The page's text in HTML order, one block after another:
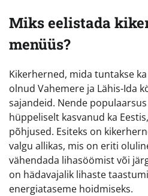
Miks eelistada
menüüs?
Kikerherned, mida tuntakse
olnud Vahemere ja Lähis-Ida
sajandeid. Nende
hüppeliselt kasvanud ka
põhjused. Esiteks on
valgu allikas, mis on eriti
vähendada lihasöömist või
on hädavajalik lihaste
energiataseme hoidmiseks.